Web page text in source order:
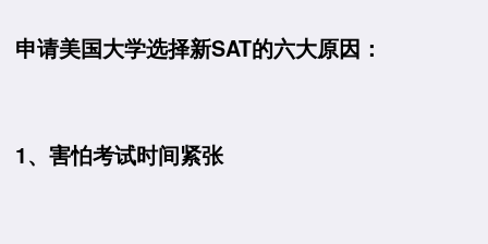
申请美国大学选择新SAT的六大原因：
1、害怕考试时间紧张